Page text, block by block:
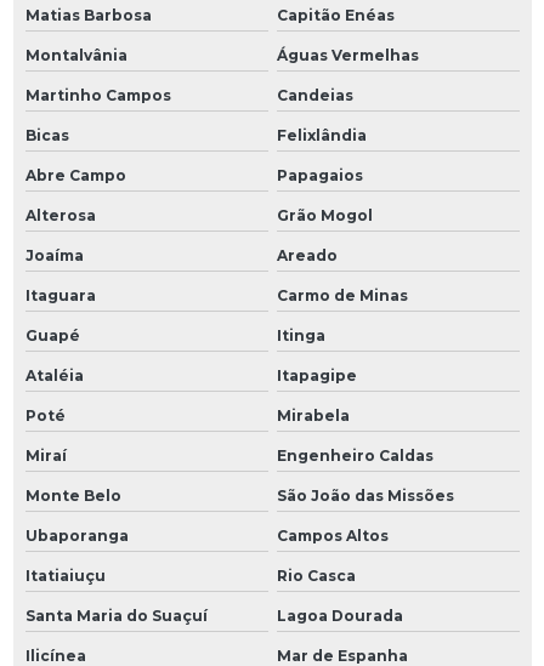
Matias Barbosa Capitão Enéas
Montalvânia Águas Vermelhas
Martinho Campos Candeias
Bicas Felixlândia
Abre Campo Papagaios
Alterosa Grão Mogol
Joaíma Areado
Itaguara Carmo de Minas
Guapé Itinga
Ataléia Itapagipe
Poté Mirabela
Miraí Engenheiro Caldas
Monte Belo São João das Missões
Ubaporanga Campos Altos
Itatiaiuçu Rio Casca
Santa Maria do Suaçuí Lagoa Dourada
Ilicínea Mar de Espanha